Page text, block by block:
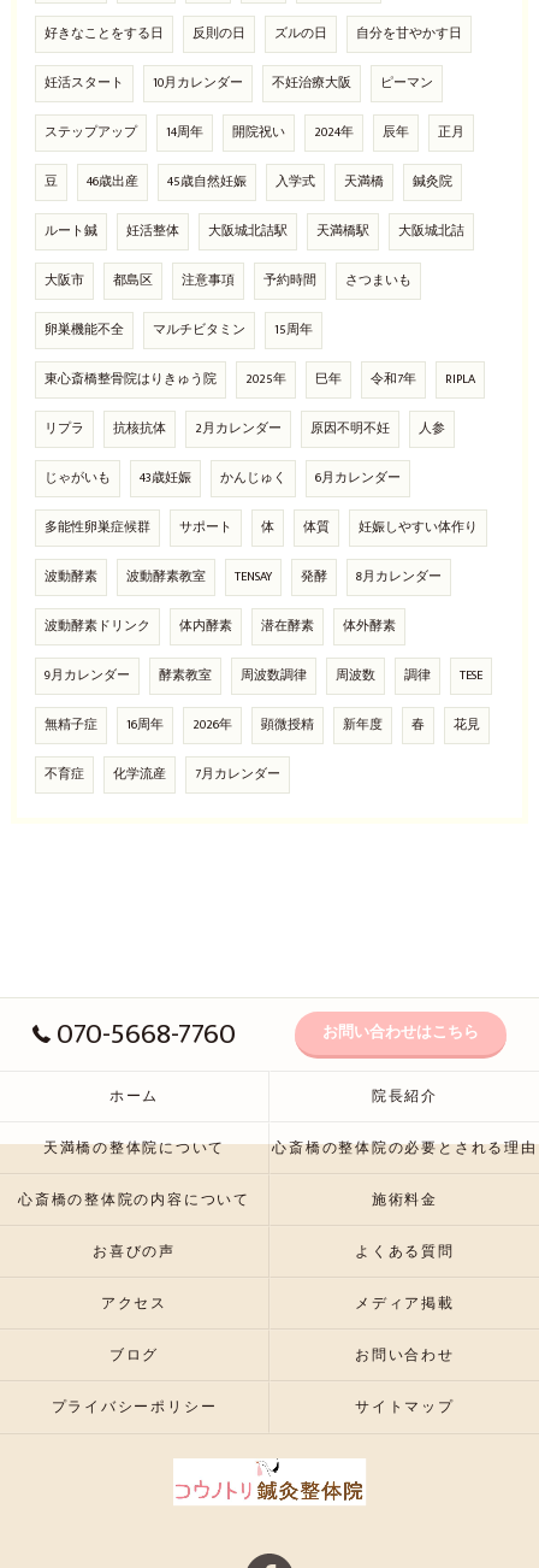
好きなことをする日 反則の日 ズルの日 自分を甘やかす日
妊活スタート 10月カレンダー 不妊治療大阪 ピーマン
ステップアップ 14周年 開院祝い 2024年 辰年 正月
豆 46歳出産 45歳自然妊娠 入学式 天満橋 鍼灸院
ルート鍼 妊活整体 大阪城北詰駅 天満橋駅 大阪城北詰
大阪市 都島区 注意事項 予約時間 さつまいも
卵巣機能不全 マルチビタミン 15周年
東心斎橋整骨院はりきゅう院 2025年 巳年 令和7年 RIPLA
リプラ 抗核抗体 2月カレンダー 原因不明不妊 人参
じゃがいも 43歳妊娠 かんじゅく 6月カレンダー
多能性卵巣症候群 サポート 体 体質 妊娠しやすい体作り
波動酵素 波動酵素教室 TENSAY 発酵 8月カレンダー
波動酵素ドリンク 体内酵素 潜在酵素 体外酵素
9月カレンダー 酵素教室 周波数調律 周波数 調律 TESE
無精子症 16周年 2026年 顕微授精 新年度 春 花見
不育症 化学流産 7月カレンダー
070-5668-7760 お問い合わせはこちら
ホーム 院長紹介
天満橋の整体院について 心斎橋の整体院の必要とされる理由
心斎橋の整体院の内容について 施術料金
お喜びの声 よくある質問
アクセス メディア掲載
ブログ お問い合わせ
プライバシーポリシー サイトマップ